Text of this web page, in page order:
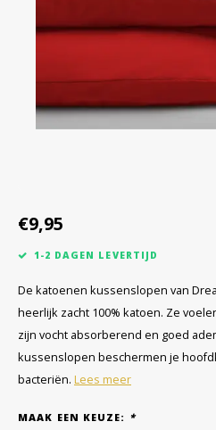
€9,95
1-2 DAGEN LEVERTIJD
De katoenen kussenslopen van
heerlijk zacht 100% katoen. Ze
zijn vocht absorberend en goed
kussenslopen beschermen je
bacteriën. Lees meer
MAAK EEN KEUZE: *